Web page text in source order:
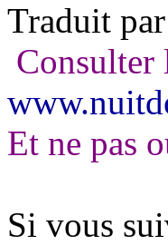
Traduit
Consulter
Et ne pas
Si vous